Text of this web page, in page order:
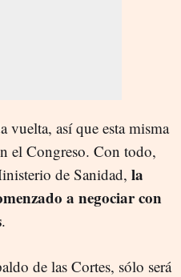
vuelta, así que esta misma
el Congreso. Con todo,
de Sanidad, la
a negociar con
.
de las Cortes, sólo será